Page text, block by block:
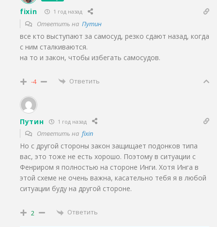
fixin 1 год назад
Ответить на Путин
все кто выступают за самосуд, резко сдают назад, когда
с ним сталкиваются.
на то и закон, чтобы избегать самосудов.
-4 Ответить
Путин 1 год назад
Ответить на fixin
Но с другой стороны закон защищает подонков типа
вас, это тоже не есть хорошо. Поэтому в ситуации с
Фенриром я полностью на стороне Инги. Хотя Инга в
этой схеме не очень важна, касательно тебя я в любой
ситуации буду на другой стороне.
2 Ответить